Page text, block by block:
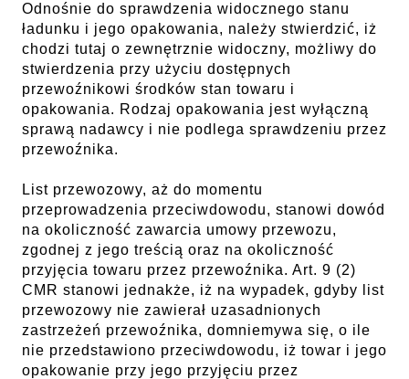
Odnośnie do sprawdzenia widocznego stanu
ładunku i jego opakowania, należy stwierdzić, iż
chodzi tutaj o zewnętrznie widoczny, możliwy do
stwierdzenia przy użyciu dostępnych
przewoźnikowi środków stan towaru i
opakowania. Rodzaj opakowania jest wyłączną
sprawą nadawcy i nie podlega sprawdzeniu przez
przewoźnika.
List przewozowy, aż do momentu
przeprowadzenia przeciwdowodu, stanowi dowód
na okoliczność zawarcia umowy przewozu,
zgodnej z jego treścią oraz na okoliczność
przyjęcia towaru przez przewoźnika. Art. 9 (2)
CMR stanowi jednakże, iż na wypadek, gdyby list
przewozowy nie zawierał uzasadnionych
zastrzeżeń przewoźnika, domniemywa się, o ile
nie przedstawiono przeciwdowodu, iż towar i jego
opakowanie przy jego przyjęciu przez